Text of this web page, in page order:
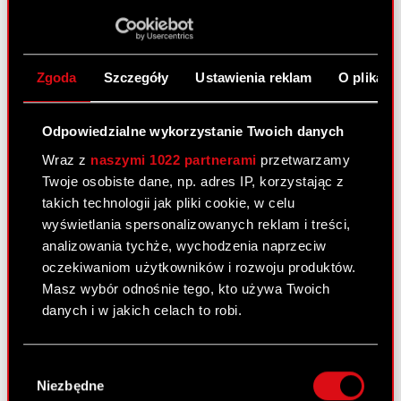
Zgoda Szczegóły Ustawienia reklam O
Odpowiedzialne wykorzystanie Twoich danych
Wraz z naszymi 1022 partnerami przetwarzamy
Twoje osobiste dane, np. adres IP, korzystając z
takich technologii jak pliki cookie, w celu
wyświetlania spersonalizowanych reklam i treści,
analizowania tychże, wychodzenia naprzeciw
oczekiwaniom użytkowników i rozwoju produktów.
Masz wybór odnośnie tego, kto używa Twoich
danych i w jakich celach to robi.
Gromadzić dane dotyczące Twojej
lokalizacji geograficznej z dokładnością nawet
zgody
Niezbędne
Korekta raportu okresowego R/2009
PDF Opis zmian
PDF List Zarządu
PDF Opinia z raportem
PDF Oświadczenie Zarządu
PDF Wybrane zagadnienia
Akcjonariuszy – 30 czerwca 2010